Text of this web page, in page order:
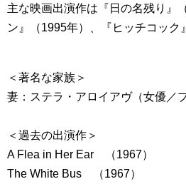
主な映画出演作は『日の名残り』
ン』（1995年）、『ヒッチコック
＜著名な家族＞
妻：ステラ・アロイアヴ（女優／
＜過去の出演作＞
A Flea in Her Ear （1967）
The White Bus （1967）